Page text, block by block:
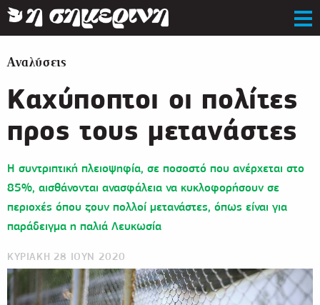
Αναλύσεις
Καχύποπτοι οι πολίτες
προς τους μετανάστες
Η συντριπτική πλειοψηφία, σε ποσοστό που ανέρχεται στο
85%, αισθάνονται ανασφάλεια να κυκλοφορήσουν σε
περιοχές όπου ζουν πολλοί μετανάστες, όπως είναι για
παράδειγμα η παλιά Λευκωσία
ΚΥΡΙΑΚΗ 28 ΙΟΥΝ 2020